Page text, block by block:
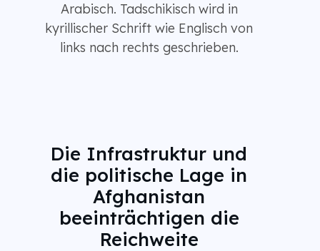
Arabisch. Tadschikisch wird in
kyrillischer Schrift wie Englisch von
links nach rechts geschrieben.
Die Infrastruktur und
die politische Lage in
Afghanistan
beeinträchtigen die
Reichweite